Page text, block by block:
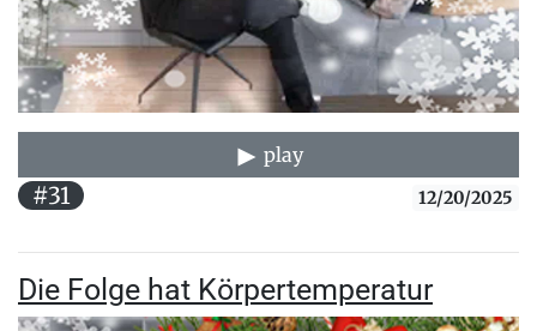
play
#31 12/20/2025
Die Folge hat Körpertemperatur